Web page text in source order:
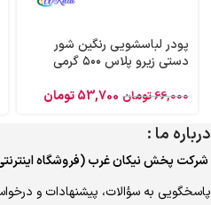
پودر لباسشویی رنگین شور
دستی زیرو پلاس ۵۰۰ گرمی
66,000تومان 53,700تومان
درباره ما :
شرکت پخش نیکان غرب (فروشگاه اینترنتی
پاسخگویی به سؤالات، پیشنهادات و